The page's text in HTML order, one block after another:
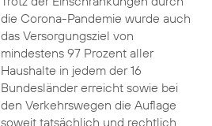
die Corona-Pandemie wurde auch
das Versorgungsziel von
mindestens 97 Prozent aller
Haushalte in jedem der 16
Bundesländer erreicht sowie bei
den Verkehrswegen die Auflage
soweit tatsächlich und rechtlich